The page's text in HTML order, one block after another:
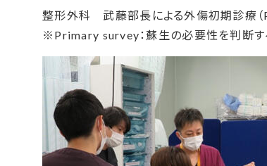
整形外科 武藤部長による外傷初期診療（
※Primary survey：蘇生の必要性を判断す